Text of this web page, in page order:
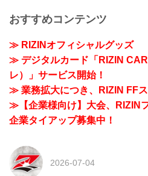
おすすめコンテンツ
≫ RIZINオフィシャルグッズ
≫ デジタルカード「RIZIN
レ）」サービス開始！
≫ 業務拡大につき、RIZIN FFス
≫【企業様向け】大会、RIZIN
企業タイアップ募集中！
2026-07-04